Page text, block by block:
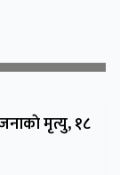
मृत्यु, १८